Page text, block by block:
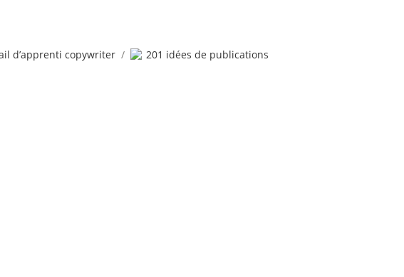
d’apprenti copywriter / 201 idées de publications